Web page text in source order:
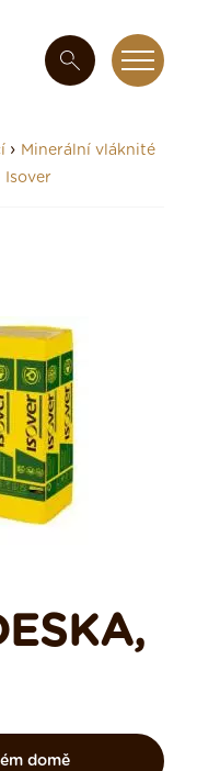
› Minerální vláknité
Isover
domě